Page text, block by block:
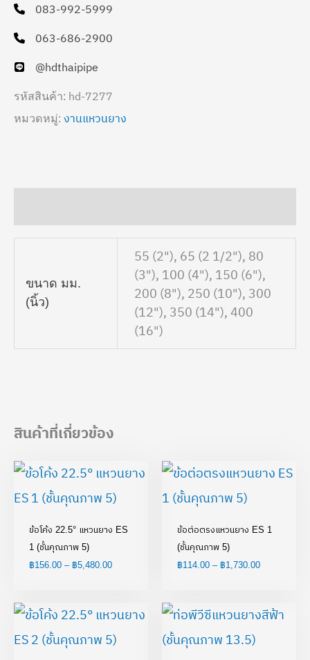
083-992-5999
063-686-2900
@hdthaipipe
รหัสสินค้า: hd-7277
หมวดหมู่: งานแหวนยาง
ขนาด มม.
(นิ้ว)
55 (2"), 65 (2 1/2"), 80
(3"), 100 (4"), 150 (6"),
200 (8"), 250 (10"), 300
(12"), 350 (14"), 400
(16")
สินค้าที่เกี่ยวข้อง
ข้อโค้ง 22.5° แหวนยาง ES
1 (ชั้นคุณภาพ 5)
฿156.00 – ฿5,480.00
range:
through
ข้อต่อตรงแหวนยาง ES 1
(ชั้นคุณภาพ 5)
฿114.00 – ฿1,730.00
range:
range:
through
Price
range: